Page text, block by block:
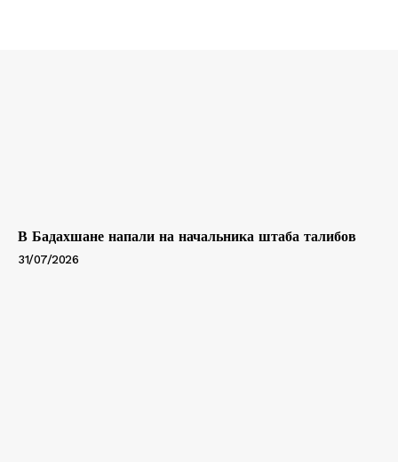
В Бадахшане напали на начальника штаба талибов
31/07/2026